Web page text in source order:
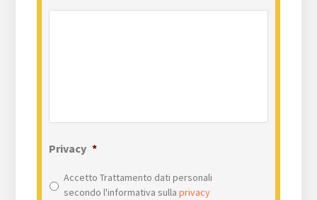
Privacy *
Accetto Trattamento dati personali
secondo l'informativa sullaprivacy